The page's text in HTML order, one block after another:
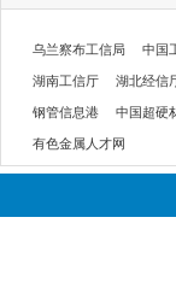
乌兰察布工信局 中国
湖南工信厅 湖北经信
钢管信息港 中国超硬
有色金属人才网